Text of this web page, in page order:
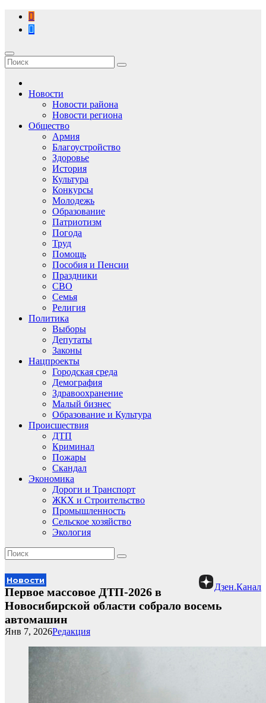
Перейти
содержимому
Новости
Новости района
Новости региона
Общество
Армия
Благоустройство
Здоровье
История
Культура
Конкурсы
Молодежь
Образование
Патриотизм
Погода
Труд
Помощь
Пособия и Пенсии
Праздники
СВО
Семья
Религия
Политика
Выборы
Депутаты
Законы
Нацпроекты
Городская среда
Демография
Здравоохранение
Малый бизнес
Образование и Культура
Происшествия
ДТП
Криминал
Пожары
Скандал
Экономика
Дороги и Транспорт
ЖКХ и Строительство
Промышленность
Сельское хозяйство
Экология
Новости
Дзен.Канал
Первое массовое ДТП-2026 в
Новосибирской области собрало восемь
автомашин
Редакция
Янв 7, 2026